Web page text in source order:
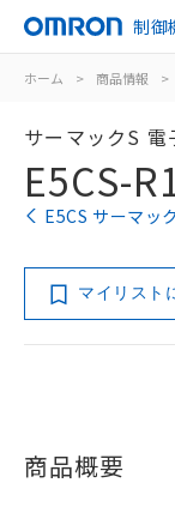
制御
ホーム > 商品情報 >
サーマックS
E5CS-
E5CS サーマッ
マイリスト
商品概要